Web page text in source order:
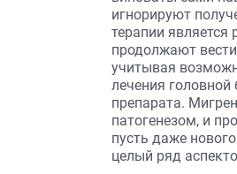
игнорируют
терапии
продолжают
учитывая
лечения
препарата.
патогенезом, и
пусть даже
целый ряд